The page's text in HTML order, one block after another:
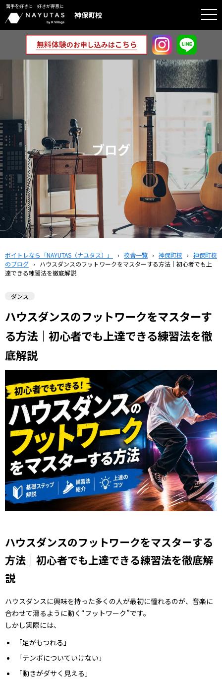
苦手を好きに 好きが得意に
神保町校
ブログ
ボイトレなら「NAYUTAS（ナユタス）」 › 校舎一覧 › 神保町校 › 神保町校
のブログ ›
ハウスダンスのフットワークをマスターする方法｜初心者でも上
達できる練習法を徹底解説
ダンス
ハウスダンスのフットワークをマスターす
る方法｜初心者でも上達できる練習法を徹
底解説
ハウスダンスのフットワークをマスターする
方法｜初心者でも上達できる練習法を徹底解
説
ハウスダンスに興味を持った多くの人が最初に憧れるのが、音楽に
合わせて滑るように動く“フットワーク”です。
しかし実際には、
「足がもつれる」
「テンポについていけない」
「動きがダサく見える」